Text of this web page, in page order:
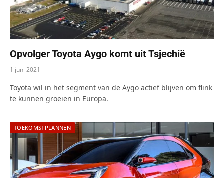
Opvolger Toyota Aygo komt uit Tsjechië
1 juni 2021
Toyota wil in het segment van de Aygo actief blijven om flink
te kunnen groeien in Europa.
TOEKOMSTPLANNEN